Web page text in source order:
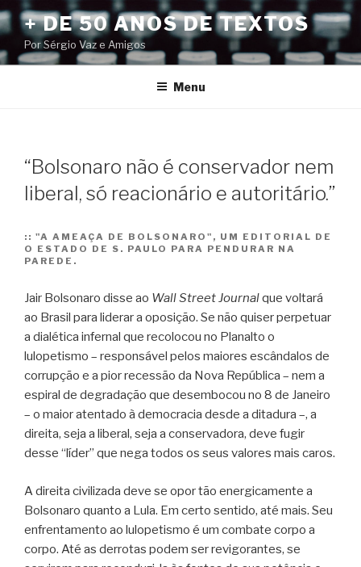
Pular
para
o
conteúdo
+ DE 50 ANOS DE TEXTOS
Por Sérgio Vaz e Amigos
Menu
“Bolsonaro não é conservador nem
liberal, só reacionário e autoritário.”
:: "A AMEAÇA DE BOLSONARO", UM EDITORIAL DE
O ESTADO DE S. PAULO PARA PENDURAR NA
PAREDE.
Jair Bolsonaro disse ao Wall Street Journalque voltará
ao Brasil para liderar a oposição. Se não quiser perpetuar
a dialética infernal que recolocou no Planalto o
lulopetismo – responsável pelos maiores escândalos de
corrupção e a pior recessão da Nova República – nem a
espiral de degradação que desembocou no 8 de Janeiro
– o maior atentado à democracia desde a ditadura –, a
direita, seja a liberal, seja a conservadora, deve fugir
desse “líder” que nega todos os seus valores mais caros.
A direita civilizada deve se opor tão energicamente a
Bolsonaro quanto a Lula. Em certo sentido, até mais. Seu
enfrentamento ao lulopetismo é um combate corpo a
corpo. Até as derrotas podem ser revigorantes, se